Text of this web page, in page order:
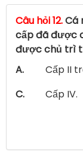
Câu hỏi 12.Cá
cấp đã được
được chủ trì
A.
Cấp II
C.
Cấp IV.